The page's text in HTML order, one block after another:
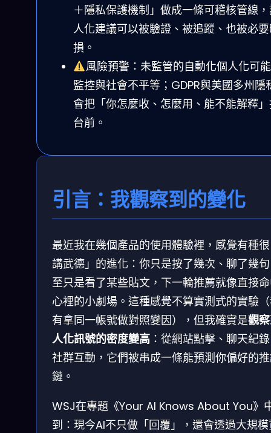
＋隱私保護機制」做成一條可稽核管線
人化建議可以被驗證、被追蹤、也被必
損。
風險預警：未監管的自動化個人化可
監控與社會不平等；GDPR與美國多州隱
會把「你怎麼收、怎麼用、能不能解釋
台前。
引言：我觀察到的變化
最近我在幾個產品的使用體驗裡，感覺有種
講武德」的進化：你只是按了幾次、聊了幾
至只是看了某些貼文，下一輪推薦就像直接
心裡的小劇場。這種感覺不算實測式的實驗
有拿同一帳號做對照變因），但我確實是觀
人化訊號的密度變高 ：從網站點擊、聊天紀
社群互動，它們被串成一條能預測你偏好的
鏈。
WSJ在專題《Your AI Knows About You》
到：現今AI不只做「回覆」，還會透過大規